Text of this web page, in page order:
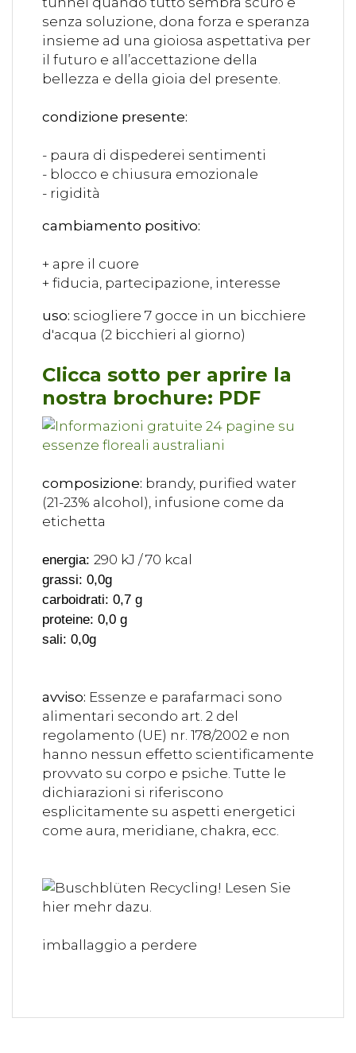
senza soluzione, dona forza e speranza
insieme ad una gioiosa aspettativa per
il futuro e all’accettazione della
bellezza e della gioia del presente.
condizione presente:
- paura di dispederei sentimenti
- blocco e chiusura emozionale
- rigidità
cambiamento positivo:
+ apre il cuore
+ fiducia, partecipazione, interesse
uso: sciogliere 7 gocce in un bicchiere
d'acqua (2 bicchieri al giorno)
Clicca sotto per aprire la
nostra brochure: PDF
composizione: brandy, purified water
(21-23% alcohol), infusione come da
etichetta
energia: 290 kJ / 70 kcal
grassi: 0,0g
carboidrati: 0,7 g
proteine: 0,0 g
sali: 0,0g
avviso: Essenze e parafarmaci sono
alimentari secondo art. 2 del
regolamento (UE) nr. 178/2002 e non
hanno nessun effetto scientificamente
provvato su corpo e psiche. Tutte le
dichiarazioni si riferiscono
esplicitamente su aspetti energetici
come aura, meridiane, chakra, ecc.
imballaggio a perdere